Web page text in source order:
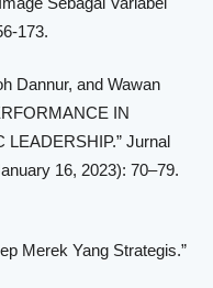
173.
Dannur, and Wawan
IN
Jurnal
16, 2023): 70–79.
Merek Yang Strategis.”